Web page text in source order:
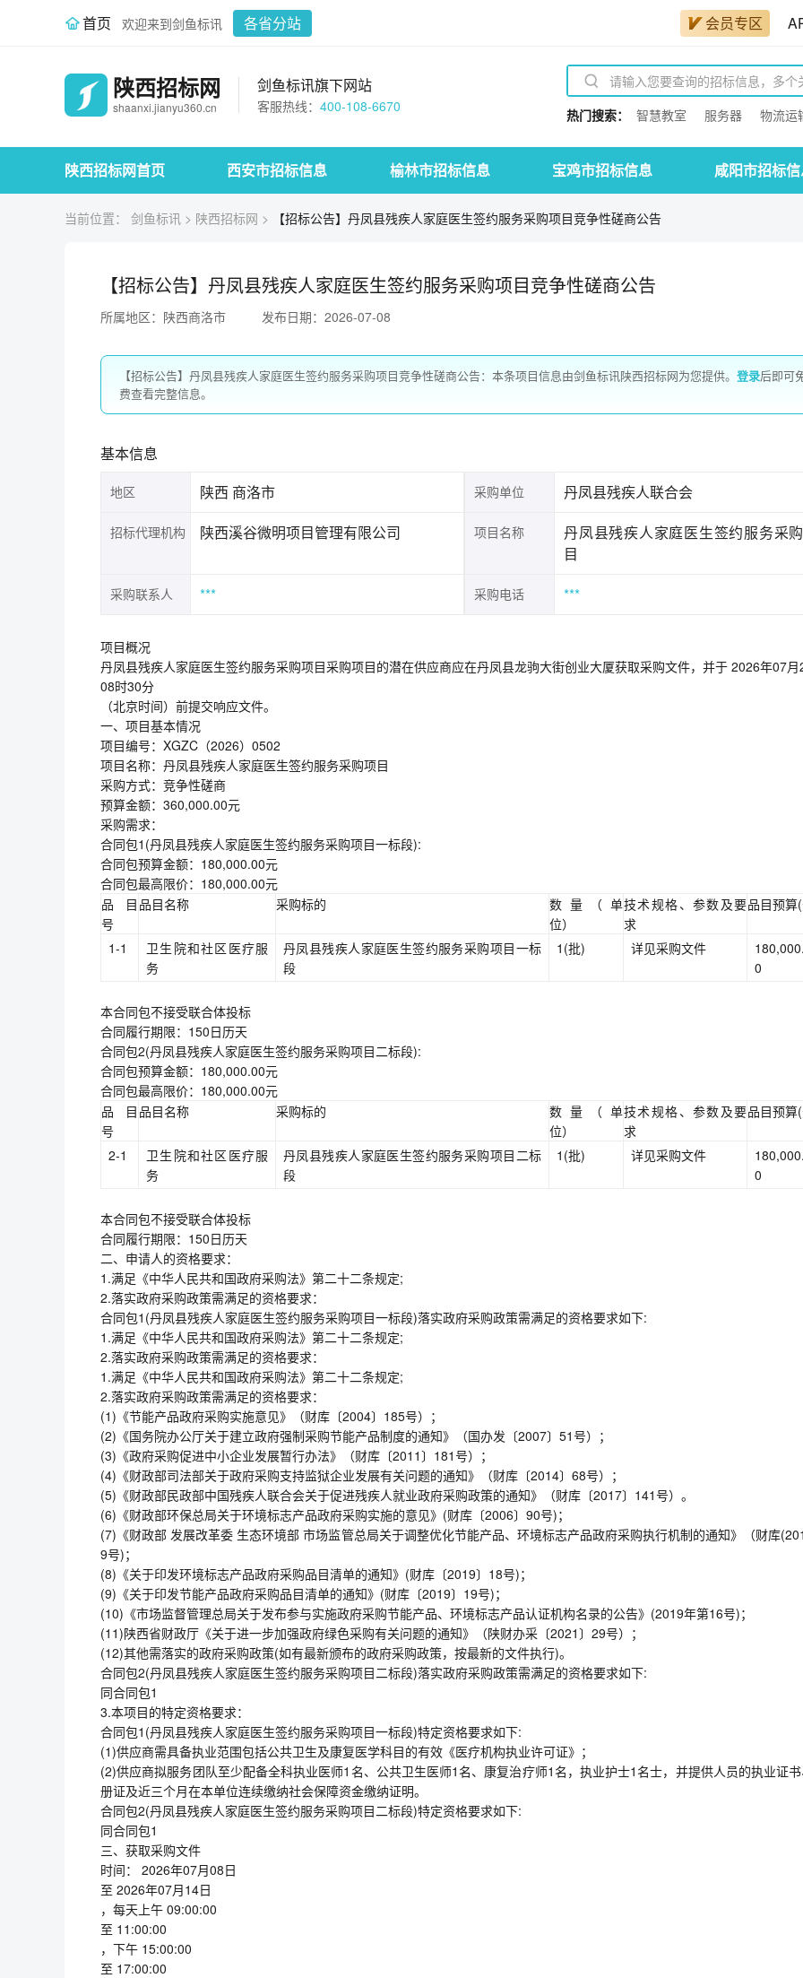
首页 欢迎来到剑鱼标讯 各省分站 会员专区
陕西招标网
shaanxi.jianyu360.cn
剑鱼标讯旗下网站
客服热线： 400-108-6670 热门搜索： 智慧教室 服务器 物流运
陕西招标网首页 西安市招标信息 榆林市招标信息 宝鸡市招标信息 咸阳市招标
当前位置： 剑鱼标讯 > 陕西招标网 > 【招标公告】丹凤县残疾人家庭医生签约服务采购项目竞争性磋商公告
【招标公告】丹凤县残疾人家庭医生签约服务采购项目竞争性磋商公告
所属地区：陕西商洛市 发布日期：2026-07-08
【招标公告】丹凤县残疾人家庭医生签约服务采购项目竞争性磋商公告：本条项目信息由剑鱼标讯陕西招标网为您提供。 登录后即可
费查看完整信息。
基本信息
地区 陕西 商洛市 采购单位 丹凤县残疾人联合会
招标代理机构 陕西溪谷微明项目管理有限公司 项目名称
丹凤县残疾人家庭医生签约服务采
目
采购联系人 *** 采购电话 ***
项目概况
丹凤县残疾人家庭医生签约服务采购项目采购项目的潜在供应商应在丹凤县龙驹大街创业大厦获取采购文件，并于 2026年07
08时30分
（北京时间）前提交响应文件。
一、项目基本情况
项目编号：XGZC（2026）0502
项目名称：丹凤县残疾人家庭医生签约服务采购项目
采购方式：竞争性磋商
预算金额：360,000.00元
采购需求：
合同包1(丹凤县残疾人家庭医生签约服务采购项目一标段):
合同包预算金额：180,000.00元
合同包最高限价：180,000.00元
品目
号
品目名称 采购标的
数量（单
位）
技术规格、参数及要
求
品目预算
1-1
卫生院和社区医疗服
务
丹凤县残疾人家庭医生签约服务采购项目一标
段
1(批) 详见采购文件
0
本合同包不接受联合体投标
合同履行期限：150日历天
合同包2(丹凤县残疾人家庭医生签约服务采购项目二标段):
合同包预算金额：180,000.00元
合同包最高限价：180,000.00元
品目
号
品目名称 采购标的
数量（单
位）
技术规格、参数及要
求
品目预算
2-1
卫生院和社区医疗服
务
丹凤县残疾人家庭医生签约服务采购项目二标
段
1(批) 详见采购文件
0
本合同包不接受联合体投标
合同履行期限：150日历天
二、申请人的资格要求：
1.满足《中华人民共和国政府采购法》第二十二条规定;
2.落实政府采购政策需满足的资格要求：
合同包1(丹凤县残疾人家庭医生签约服务采购项目一标段)落实政府采购政策需满足的资格要求如下:
1.满足《中华人民共和国政府采购法》第二十二条规定;
2.落实政府采购政策需满足的资格要求：
1.满足《中华人民共和国政府采购法》第二十二条规定;
2.落实政府采购政策需满足的资格要求：
(1)《节能产品政府采购实施意见》（财库〔2004〕185号）；
(2)《国务院办公厅关于建立政府强制采购节能产品制度的通知》（国办发〔2007〕51号）；
(3)《政府采购促进中小企业发展暂行办法》（财库〔2011〕181号）；
(4)《财政部司法部关于政府采购支持监狱企业发展有关问题的通知》（财库〔2014〕68号）；
(5)《财政部民政部中国残疾人联合会关于促进残疾人就业政府采购政策的通知》（财库〔2017〕141号）。
(6)《财政部环保总局关于环境标志产品政府采购实施的意见》(财库〔2006〕90号)；
(7)《财政部 发展改革委 生态环境部 市场监管总局关于调整优化节能产品、环境标志产品政府采购执行机制的通知》（财库
9号)；
(8)《关于印发环境标志产品政府采购品目清单的通知》(财库〔2019〕18号)；
(9)《关于印发节能产品政府采购品目清单的通知》(财库〔2019〕19号)；
(10)《市场监督管理总局关于发布参与实施政府采购节能产品、环境标志产品认证机构名录的公告》(2019年第16号)；
(11)陕西省财政厅《关于进一步加强政府绿色采购有关问题的通知》（陕财办采〔2021〕29号）；
(12)其他需落实的政府采购政策(如有最新颁布的政府采购政策，按最新的文件执行)。
合同包2(丹凤县残疾人家庭医生签约服务采购项目二标段)落实政府采购政策需满足的资格要求如下:
同合同包1
3.本项目的特定资格要求：
合同包1(丹凤县残疾人家庭医生签约服务采购项目一标段)特定资格要求如下:
(1)供应商需具备执业范围包括公共卫生及康复医学科目的有效《医疗机构执业许可证》；
(2)供应商拟服务团队至少配备全科执业医师1名、公共卫生医师1名、康复治疗师1名，执业护士1名士，并提供人员的执业证
册证及近三个月在本单位连续缴纳社会保障资金缴纳证明。
合同包2(丹凤县残疾人家庭医生签约服务采购项目二标段)特定资格要求如下:
同合同包1
三、获取采购文件
时间： 2026年07月08日
至 2026年07月14日
，每天上午 09:00:00
至 11:00:00
，下午 15:00:00
至 17:00:00